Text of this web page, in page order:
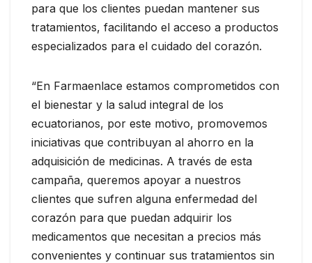
para que los clientes puedan mantener sus
tratamientos, facilitando el acceso a productos
especializados para el cuidado del corazón.
“En Farmaenlace estamos comprometidos con
el bienestar y la salud integral de los
ecuatorianos, por este motivo, promovemos
iniciativas que contribuyan al ahorro en la
adquisición de medicinas. A través de esta
campaña, queremos apoyar a nuestros
clientes que sufren alguna enfermedad del
corazón para que puedan adquirir los
medicamentos que necesitan a precios más
convenientes y continuar sus tratamientos sin